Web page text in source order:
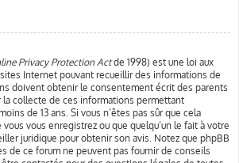
Privacy Protection Actde 1998) est une loi aux
Internet pouvant recueillir des informations de
doivent obtenir le consentement écrit des parents
la collecte de ces informations permettant
de 13 ans. Si vous n’êtes pas sûr que cela
vous vous enregistrez ou que quelqu’un le fait à votre
juridique pour obtenir son avis. Notez que phpBB
de ce forum ne peuvent pas fournir de conseils